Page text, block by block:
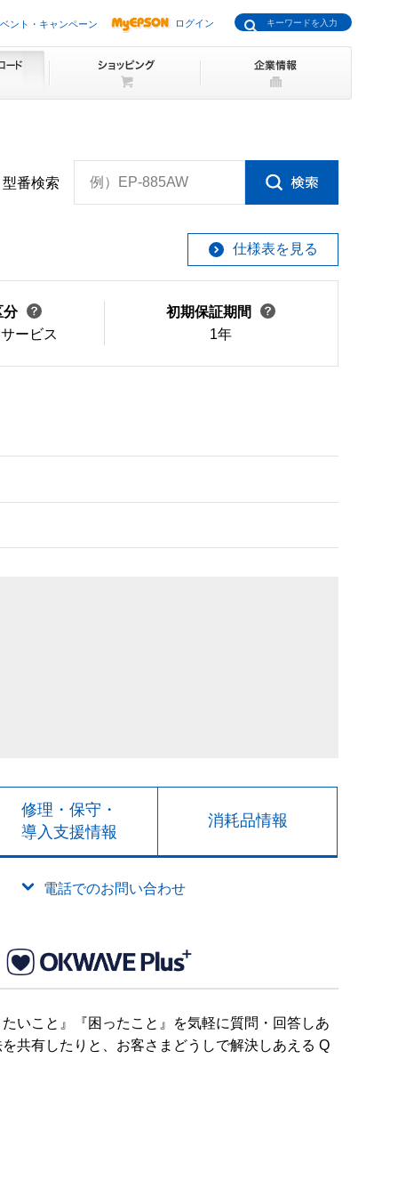
ント・キャンペーン ログイン
型番検索 例）EP-885AW
仕様表を見る
分
ービス
初期保証期間
1年
修理・保守・
導入支援情報
消耗品情報
電話でのお問い合わせ
いこと』『困ったこと』を気軽に質問・回答しあ
共有したりと、お客さまどうしで解決しあえる Q